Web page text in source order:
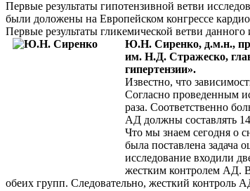
Первые результаты гипотензивной ветви
были доложены на Европейском конгрессе
Первые результаты гликемической ветви
Ю.Н. Сиренко, д.м.н.,
им. Н.Д. Стражеско,
гипертензии».
Известно, что
Согласно проведенным
раза. Соответственно
АД должны составлять
Что мы знаем сегодня о
была поставлена задача
исследование входили
жестким контролем АД. В
обеих групп. Следовательно, жесткий контроль